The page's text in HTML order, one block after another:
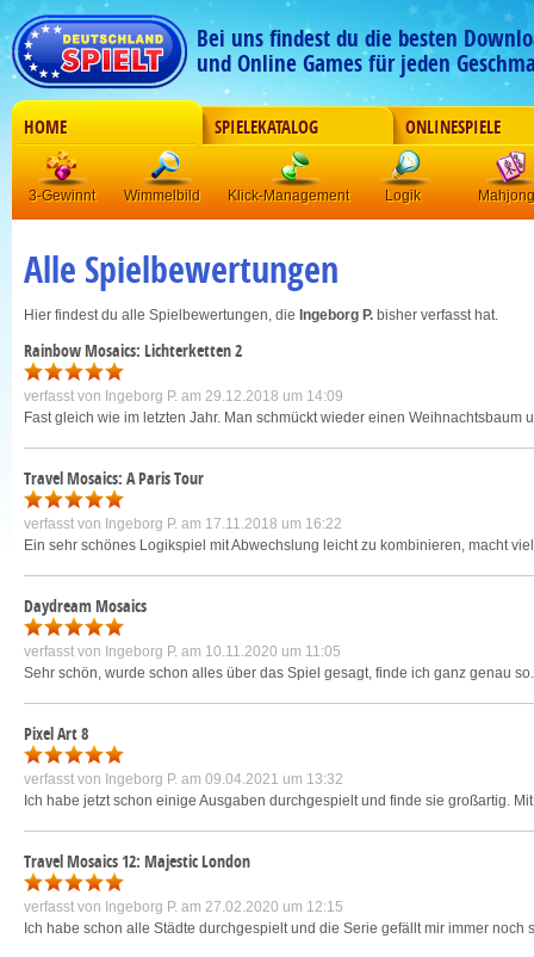
Bei uns findest du die besten
und Online Games für jeden
HOME SPIELEKATALOG ONLINESPIELE
3-Gewinnt Wimmelbild Klick-Management Logik Mahjong
Alle Spielbewertungen
Hier findest du alle Spielbewertungen, die Ingeborg P. bisher verfasst hat.
Rainbow Mosaics: Lichterketten 2
verfasst von Ingeborg P. am 29.12.2018 um 14:09
Fast gleich wie im letzten Jahr. Man schmückt wieder einen
Travel Mosaics: A Paris Tour
verfasst von Ingeborg P. am 17.11.2018 um 16:22
Ein sehr schönes Logikspiel mit Abwechslung leicht zu kombinieren, macht
Daydream Mosaics
verfasst von Ingeborg P. am 10.11.2020 um 11:05
Sehr schön, wurde schon alles über das Spiel gesagt, finde ich ganz genau
Pixel Art 8
verfasst von Ingeborg P. am 09.04.2021 um 13:32
Ich habe jetzt schon einige Ausgaben durchgespielt und finde sie großartig.
Travel Mosaics 12: Majestic London
verfasst von Ingeborg P. am 27.02.2020 um 12:15
Ich habe schon alle Städte durchgespielt und die Serie gefällt mir immer